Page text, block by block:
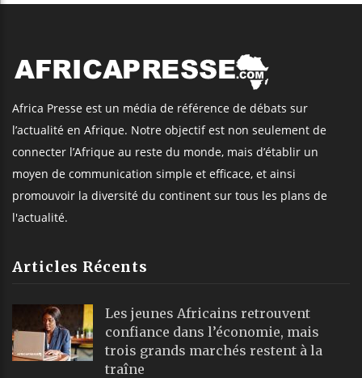
Africa Presse est un média de référence de débats sur
l’actualité en Afrique. Notre objectif est non seulement de
connecter l’Afrique au reste du monde, mais d’établir un
moyen de communication simple et efficace, et ainsi
promouvoir la diversité du continent sur tous les plans de
l'actualité.
Articles Récents
Les jeunes Africains retrouvent
confiance dans l’économie, mais
trois grands marchés restent à la
traîne